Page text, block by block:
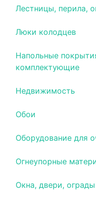
Лестницы, перила,
Люки колодцев
Напольные
комплектующие
Недвижимость
Обои
Оборудование для
Огнеупорные
Окна, двери, ограды